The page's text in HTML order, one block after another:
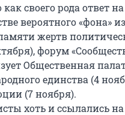
своего рода ответ
вероятного «фона»
жертв
форум
Общественная
единства (4
(7 ноября).
хоть и ссылались на